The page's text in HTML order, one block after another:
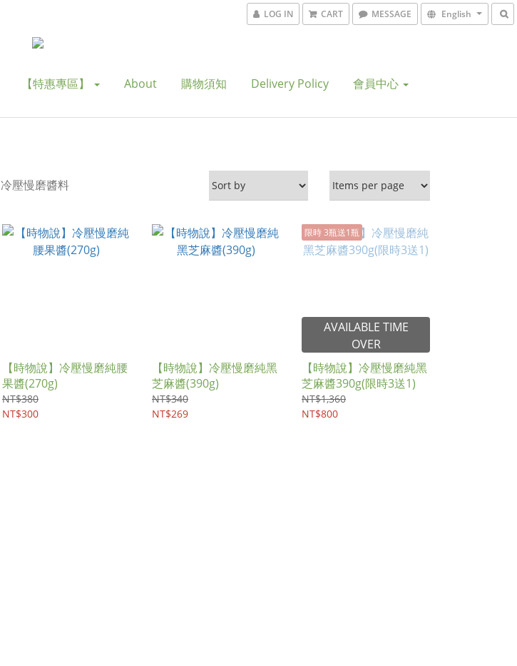
LOG IN CART MESSAGE English
【特惠專區】 About 購物須知 Delivery Policy 會員中心
冷壓慢磨醬料
【時物說】冷壓慢磨純腰
果醬(270g)
NT$380
NT$300
【時物說】冷壓慢磨純黑
芝麻醬(390g)
NT$340
NT$269
限時 3瓶送1瓶
AVAILABLE TIME
OVER
【時物說】冷壓慢磨純黑
芝麻醬390g(限時3送1)
NT$1,360
NT$800